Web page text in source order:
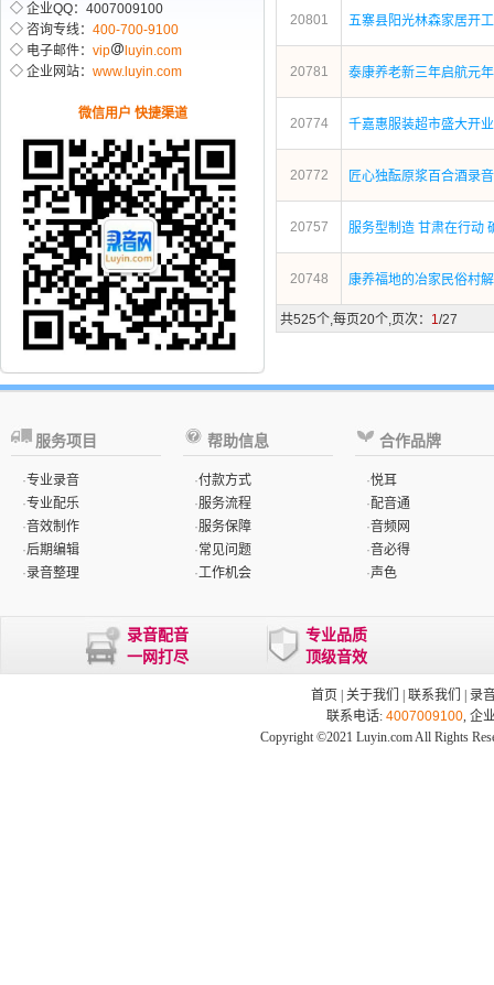
◇ 企业QQ：4007009100
◇ 咨询专线： 400-700-9100
◇ 电子邮件： vip
luyin.com
◇ 企业网站： www.luyin.com
微信用户 快捷渠道
20801 五寨县阳光林森家居开
20781 泰康养老新三年启航元
20774 千嘉惠服装超市盛大开
20772 匠心独酝原浆百合酒录音
20757 服务型制造 甘肃在行动
20748 康养福地的冶家民俗村
共525个,每页20个,页次： 1/27
服务项目
·专业录音
·专业配乐
·音效制作
·后期编辑
·录音整理
帮助信息
·付款方式
·服务流程
·服务保障
·常见问题
·工作机会
合作品牌
·悦耳
·配音通
·音频网
·音必得
·声色
录音配音
一网打尽
专业品质
顶级音效
首页 关于我们 联系我们
录
联系电话: 4007009100, 企
Copyright ©2021 Luyin.com All Rights